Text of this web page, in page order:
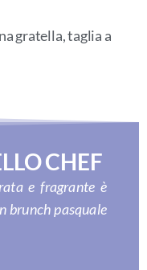
gratella, taglia a
CHEF
e fragrante è
brunch pasquale